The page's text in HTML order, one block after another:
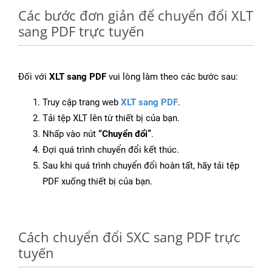
Các bước đơn giản để chuyển đổi XLT
sang PDF trực tuyến
Đối với XLT sang PDF vui lòng làm theo các bước sau:
Truy cập trang web XLT sang PDF.
Tải tệp XLT lên từ thiết bị của bạn.
Nhấp vào nút “Chuyển đổi”.
Đợi quá trình chuyển đổi kết thúc.
Sau khi quá trình chuyển đổi hoàn tất, hãy tải tệp
PDF xuống thiết bị của bạn.
Cách chuyển đổi SXC sang PDF trực
tuyến